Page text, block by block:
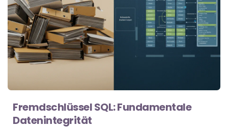
Fremdschlüssel SQL: Fundamentale
Datenintegrität